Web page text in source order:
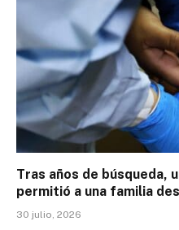
Tras años de búsqueda,
permitió a una familia
30 julio, 2026